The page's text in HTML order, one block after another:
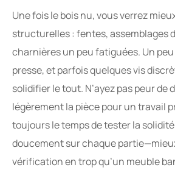
Une fois le bois nu, vous verrez
structurelles : fentes, assemblages
charnières un peu fatiguées. Un
presse, et parfois quelques vis
solidifier le tout. N’ayez pas peur de
légèrement la pièce pour un travail
toujours le temps de tester la
doucement sur chaque
vérification en trop qu’un meuble